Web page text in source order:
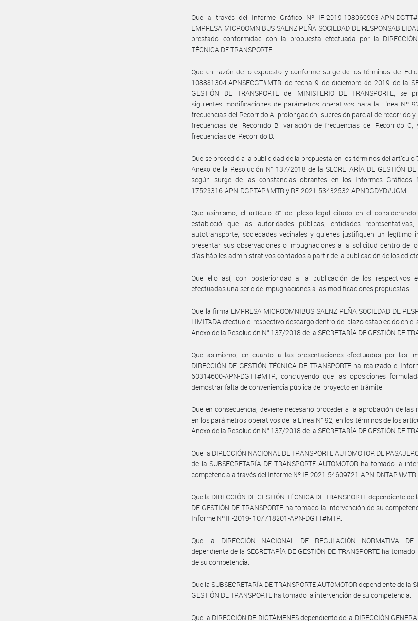
Que a través del Informe Gráfico Nº IF-2019-108069903-APN-
EMPRESA MICROOMNIBUS SAENZ PEÑA SOCIEDAD DE
prestado conformidad con la propuesta efectuada por la DIRECCIÓN
TÉCNICA DE TRANSPORTE.
Que en razón de lo expuesto y conforme surge de los términos del
108881304-APNSECGT#MTR de fecha 9 de diciembre de 2019 de la
GESTIÓN DE TRANSPORTE del MINISTERIO DE TRANSPORTE, se
siguientes modificaciones de parámetros operativos para la Línea Nº
frecuencias del Recorrido A; prolongación, supresión parcial de recorrido y
frecuencias del Recorrido B; variación de frecuencias del Recorrido C;
frecuencias del Recorrido D.
Que se procedió a la publicidad de la propuesta en los términos del artículo
Anexo de la Resolución N° 137/2018 de la SECRETARÍA DE GESTIÓN DE
según surge de las constancias obrantes en los Informes Gráficos
17523316-APN-DGPTAP#MTR y RE-2021-53432532-APNDGDYD#JGM.
Que asimismo, el artículo 8° del plexo legal citado en el considerando
estableció que las autoridades públicas, entidades
autotransporte, sociedades vecinales y quienes justifiquen un legítimo
presentar sus observaciones o impugnaciones a la solicitud dentro de
días hábiles administrativos contados a partir de la publicación de los
Que ello así, con posterioridad a la publicación de los respectivos
efectuadas una serie de impugnaciones a las modificaciones propuestas.
Que la firma EMPRESA MICROOMNIBUS SAENZ PEÑA SOCIEDAD DE
LIMITADA efectuó el respectivo descargo dentro del plazo establecido en el
Anexo de la Resolución N° 137/2018 de la SECRETARÍA DE GESTIÓN DE
Que asimismo, en cuanto a las presentaciones efectuadas por las
DIRECCIÓN DE GESTIÓN TÉCNICA DE TRANSPORTE ha realizado el
60314600-APN-DGTT#MTR, concluyendo que las oposiciones
demostrar falta de conveniencia pública del proyecto en trámite.
Que en consecuencia, deviene necesario proceder a la aprobación de las
en los parámetros operativos de la Línea N° 92, en los términos de los
Anexo de la Resolución N° 137/2018 de la SECRETARÍA DE GESTIÓN DE
Que la DIRECCIÓN NACIONAL DE TRANSPORTE AUTOMOTOR DE
de la SUBSECRETARÍA DE TRANSPORTE AUTOMOTOR ha tomado la
competencia a través del Informe Nº IF-2021-54609721-APN-DNTAP#MTR.
Que la DIRECCIÓN DE GESTIÓN TÉCNICA DE TRANSPORTE dependiente de
DE GESTIÓN DE TRANSPORTE ha tomado la intervención de su
Informe Nº IF-2019- 107718201-APN-DGTT#MTR.
Que la DIRECCIÓN NACIONAL DE REGULACIÓN NORMATIVA DE
dependiente de la SECRETARÍA DE GESTIÓN DE TRANSPORTE ha
de su competencia.
Que la SUBSECRETARÍA DE TRANSPORTE AUTOMOTOR dependiente de la
GESTIÓN DE TRANSPORTE ha tomado la intervención de su competencia.
Que la DIRECCIÓN DE DICTÁMENES dependiente de la DIRECCIÓN